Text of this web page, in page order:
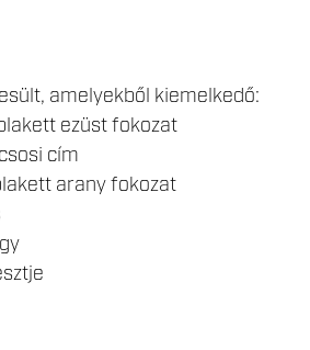
amelyekből kiemelkedő:
ezüst fokozat
cím
arany fokozat